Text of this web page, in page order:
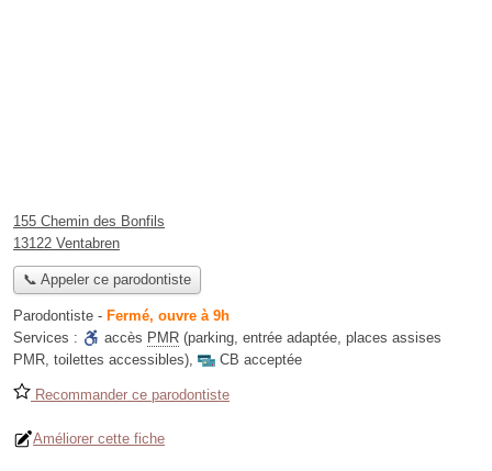
155 Chemin des Bonfils
13122 Ventabren
📞 Appeler ce parodontiste
Parodontiste - Fermé, ouvre à 9h
Services :
accès PMR (parking, entrée adaptée, places assises
PMR, toilettes accessibles), CB acceptée
Recommander ce parodontiste
Améliorer cette fiche